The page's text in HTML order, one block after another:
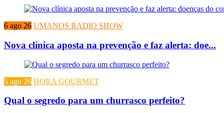
6 ago 26 UMANOS RADIO SHOW
Nova clínica aposta na prevenção e faz alerta: doe...
5 ago 26 HORA GOURMET
Qual o segredo para um churrasco perfeito?